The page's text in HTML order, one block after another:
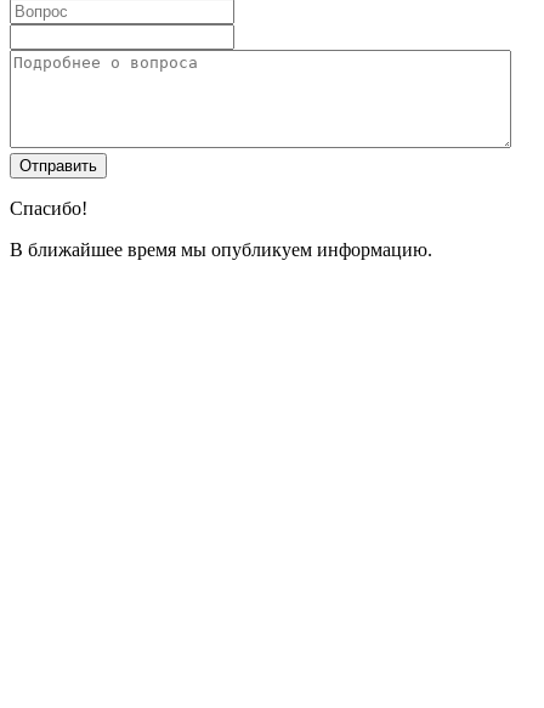
Спасибо!
В ближайшее время мы опубликуем информацию.